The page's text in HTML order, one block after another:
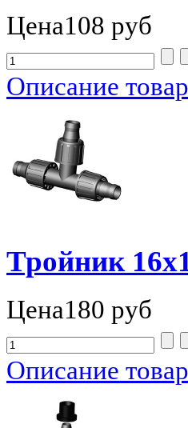
Цена108 руб
Описание
Тройник
Цена180 руб
Описание